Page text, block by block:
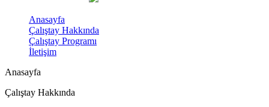
Anasayfa
Çalıştay Hakkında
Çalıştay Programı
İletişim
Anasayfa
Çalıştay Hakkında